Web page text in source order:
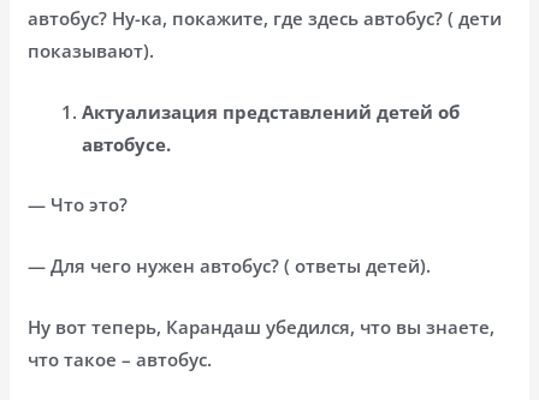
автобус? Ну-ка, покажите, где здесь автобус? ( дети
показывают).
Актуализация представлений детей об
автобусе.
— Что это?
— Для чего нужен автобус? ( ответы детей).
Ну вот теперь, Карандаш убедился, что вы знаете,
что такое – автобус.